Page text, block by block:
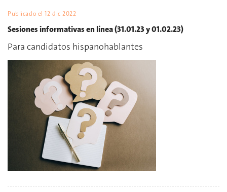
Publicado el12 dic 2022
Sesiones informativas en línea (31.01.23 y 01.02.23)
Para candidatos hispanohablantes